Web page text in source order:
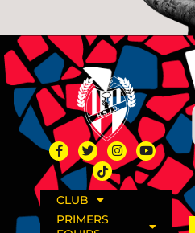
CLUB
PRIMERS